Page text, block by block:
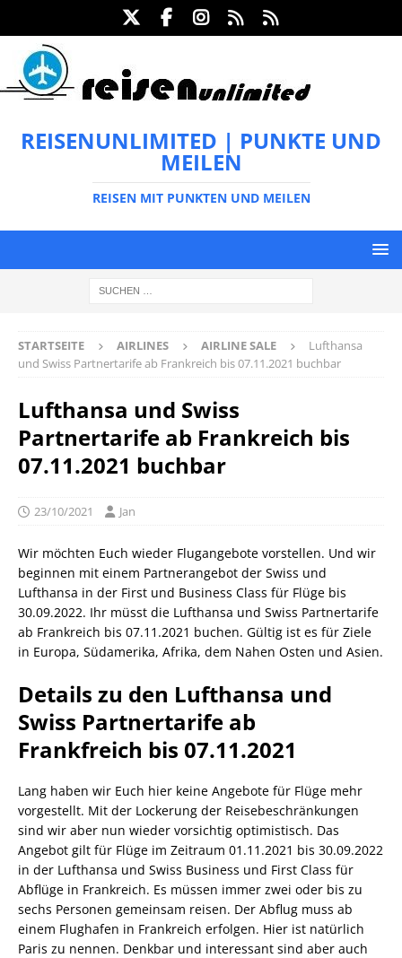
REISENUNLIMITED | PUNKTE UND
MEILEN
REISEN MIT PUNKTEN UND MEILEN
STARTSEITE AIRLINES AIRLINE SALE
Lufthansa
und Swiss Partnertarife ab Frankreich bis 07.11.2021 buchbar
Lufthansa und Swiss
Partnertarife ab Frankreich bis
07.11.2021 buchbar
23/10/2021 Jan
Wir möchten Euch wieder Flugangebote vorstellen. Und wir
beginnen mit einem Partnerangebot der Swiss und
Lufthansa in der First und Business Class für Flüge bis
30.09.2022. Ihr müsst die Lufthansa und Swiss Partnertarife
ab Frankreich bis 07.11.2021 buchen. Gültig ist es für Ziele
in Europa, Südamerika, Afrika, dem Nahen Osten und Asien.
Details zu den Lufthansa und
Swiss Partnertarife ab
Frankfreich bis 07.11.2021
Lang haben wir Euch hier keine Angebote für Flüge mehr
vorgestellt. Mit der Lockerung der Reisebeschränkungen
sind wir aber nun wieder vorsichtig optimistisch. Das
Angebot gilt für Flüge im Zeitraum 01.11.2021 bis 30.09.2022
in der Lufthansa und Swiss Business und First Class für
Abflüge in Frankreich. Es müssen immer zwei oder bis zu
sechs Personen gemeinsam reisen. Der Abflug muss ab
einem Flughafen in Frankreich erfolgen. Hier ist natürlich
Paris zu nennen. Denkbar und interessant sind aber auch